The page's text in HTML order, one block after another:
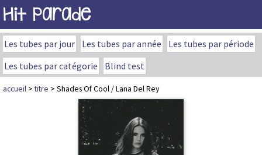
Hit Parade
Les tubes par jour Les tubes par année
Les tubes par période
Les tubes par catégorie
Blind test
accueil >titre > Shades Of Cool / Lana Del Rey